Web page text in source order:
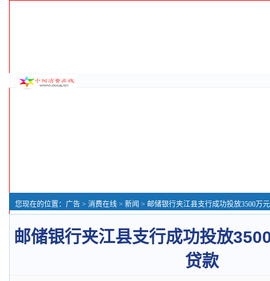
您现在的位置： 广告 > 消费在线 > 新闻 > 邮储银行夹江县支行成功投放3500万
邮储银行夹江县支行成功投放
贷款